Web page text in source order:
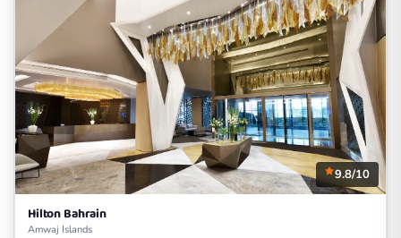
9.8/10
Hilton Bahrain
Amwaj Islands